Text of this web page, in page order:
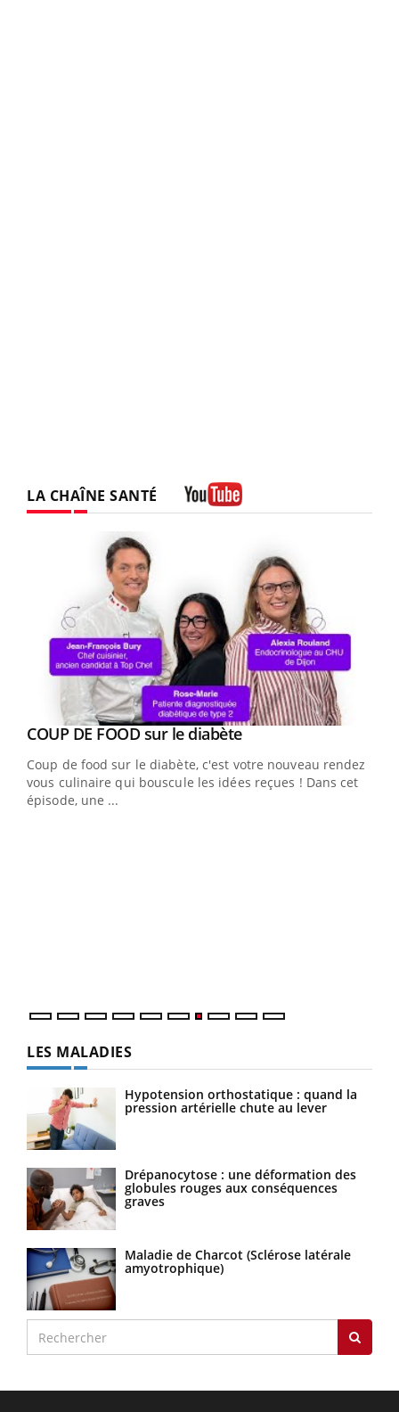
LA CHAÎNE SANTÉ
Youtube
COUP DE FOOD sur le diabèteYoutube
Coup de food sur le diabète, c'est votre nouveau rendez-
vous culinaire qui bouscule les idées reçues ! Dans cet
épisode, une ...
LES MALADIES
Hypotension orthostatique : quand la
pression artérielle chute au lever
Drépanocytose : une déformation des
globules rouges aux conséquences
graves
Maladie de Charcot (Sclérose latérale
amyotrophique)